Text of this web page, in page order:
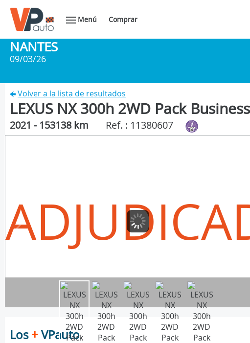
Menú Comprar
NANTES
09/03/26
Volver a la lista de resultados
LEXUS NX 300h 2WD Pack Business
2021 - 153138 km Ref. : 11380607
Los+VPauto